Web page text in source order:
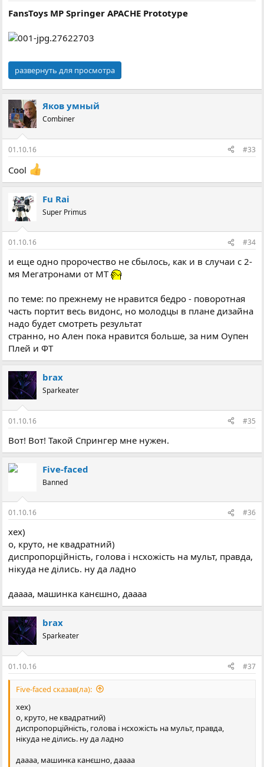
FansToys MP Springer APACHE Prototype
развернуть для просмотра
Яков умный
Combiner
01.10.16 #33
Cool
Fu Rai
Super Primus
01.10.16 #34
и еще одно пророчество не сбылось, как и в случаи с 2-
мя Мегатронами от МТ
по теме: по прежнему не нравится бедро - поворотная
часть портит весь видонс, но молодцы в плане дизайна
надо будет смотреть результат
странно, но Ален пока нравится больше, за ним Оупен
Плей и ФТ
brax
Sparkeater
01.10.16 #35
Вот! Вот! Такой Спрингер мне нужен.
Five-faced
Banned
01.10.16 #36
хех)
о, круто, не квадратний)
диспропорційність, голова і нсхожість на мульт, правда,
нікуда не ділись. ну да ладно
даааа, машинка канєшно, даааа
brax
Sparkeater
01.10.16 #37
Five-faced сказав(ла):
хех)
о, круто, не квадратний)
диспропорційність, голова і нсхожість на мульт, правда,
нікуда не ділись. ну да ладно
даааа, машинка канєшно, даааа